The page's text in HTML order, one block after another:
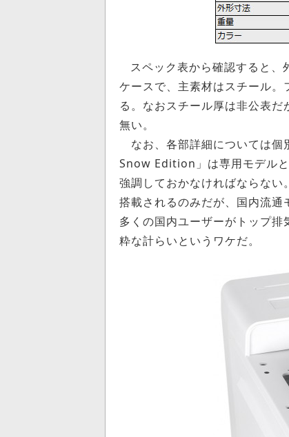
スペック表から確認すると
ケースで、主素材はスチール
る。なおスチール厚は非公表
無い。
なお、各部詳細については個
Snow Edition」は専用モデル
強調しておかなければならな
搭載されるのみだが、国内流
多くの国内ユーザーがトップ
粋な計らいというワケだ。